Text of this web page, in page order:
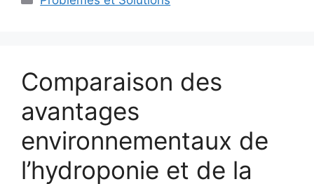
Comparaison des
avantages
environnementaux de
l’hydroponie et de la